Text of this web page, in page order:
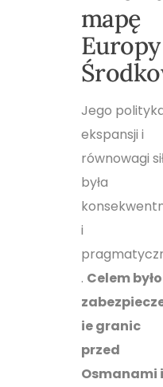
mapę
Europy
Jego
ekspansji i
równowagi
była
i
. Celem było
ie granic
przed
Osmanami i